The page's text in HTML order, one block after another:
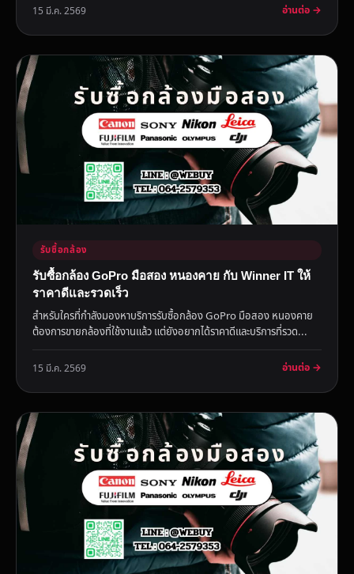
15 มี.ค. 2569 อ่านต่อ →
รับซื้อกล้อง
รับซื้อกล้อง GoPro มือสอง หนองคาย กับ Winner IT ให้
ราคาดีและรวดเร็ว
สำหรับใครที่กำลังมองหาบริการรับซื้อกล้อง GoPro มือสอง หนองคาย
ต้องการขายกล้องที่ใช้งานแล้ว แต่ยังอยากได้ราคาดีและบริการที่รวด...
15 มี.ค. 2569 อ่านต่อ →